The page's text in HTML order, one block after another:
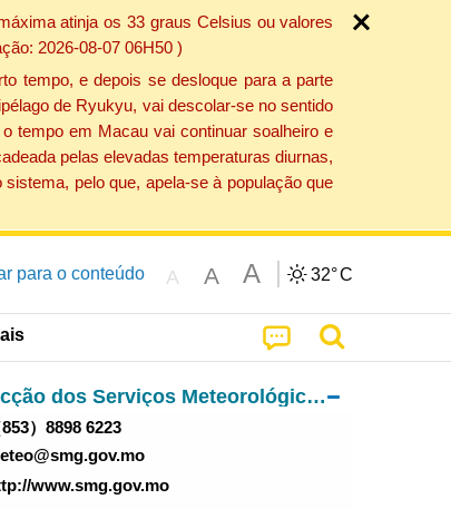
atinja os 33 graus Celsius ou valores
2026-08-07 06H50 )
tempo, e depois se desloque para a parte
de Ryukyu, vai descolar-se no sentido
tempo em Macau vai continuar soalheiro e
pelas elevadas temperaturas diurnas,
pelo que, apela-se à população que
para o conteúdo A A A 32°C
Direcção dos Serviços Meteorológicos e Geofísicos
853）8898 6223
www.smg.gov.mo